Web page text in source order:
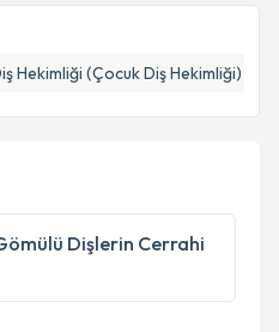
Hekimliği (Çocuk Diş Hekimliği)
Dişlerin Cerrahi